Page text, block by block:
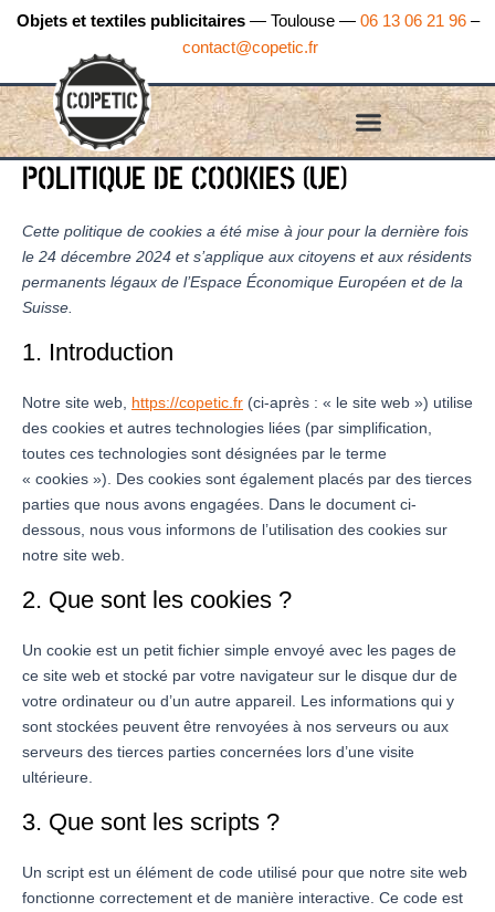
AllerObjets et textiles publicitaires— Toulouse — 06 13 06 21 96–
contact@copetic.fr
POLITIQUE DE COOKIES (UE)
Cette politique de cookies a été mise à jour pour la dernière fois
le 24 décembre 2024 et s’applique aux citoyens et aux résidents
permanents légaux de l’Espace Économique Européen et de la
Suisse.
1. Introduction
Notre site web, https://copetic.fr (ci-après : « le site web ») utilise
des cookies et autres technologies liées (par simplification,
toutes ces technologies sont désignées par le terme
« cookies »). Des cookies sont également placés par des tierces
parties que nous avons engagées. Dans le document ci-
dessous, nous vous informons de l’utilisation des cookies sur
notre site web.
2. Que sont les cookies ?
Un cookie est un petit fichier simple envoyé avec les pages de
ce site web et stocké par votre navigateur sur le disque dur de
votre ordinateur ou d’un autre appareil. Les informations qui y
sont stockées peuvent être renvoyées à nos serveurs ou aux
serveurs des tierces parties concernées lors d’une visite
ultérieure.
3. Que sont les scripts ?
Un script est un élément de code utilisé pour que notre site web
fonctionne correctement et de manière interactive. Ce code est
to
to
to
fonts
to
recaptcha
to
to